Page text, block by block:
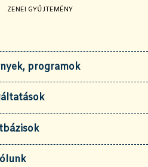
JELENLEGI OLDAL:
ZENEI GYŰJTEMÉNY
programok